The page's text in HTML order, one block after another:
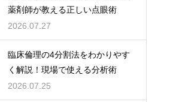
薬剤師が教える正しい点眼術
2026.07.27
臨床倫理の4分割法をわかりやす
く解説！現場で使える分析術
2026.07.25